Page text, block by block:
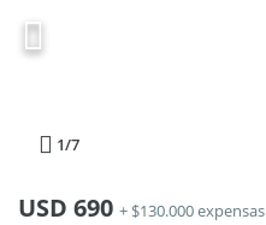
1/7
USD 690 + $130.000 expensas